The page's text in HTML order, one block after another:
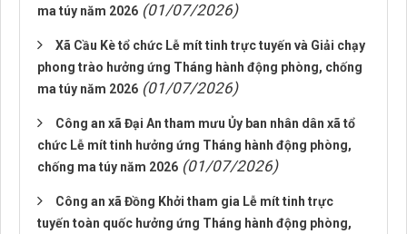
ma túy năm 2026 (01/07/2026)
Xã Cầu Kè tổ chức Lễ mít tinh trực tuyến và Giải chạy
phong trào hưởng ứng Tháng hành động phòng, chống
ma túy năm 2026 (01/07/2026)
Công an xã Đại An tham mưu Ủy ban nhân dân xã tổ
chức Lễ mít tinh hưởng ứng Tháng hành động phòng,
chống ma túy năm 2026 (01/07/2026)
Công an xã Đồng Khởi tham gia Lễ mít tinh trực
tuyến toàn quốc hưởng ứng Tháng hành động phòng,